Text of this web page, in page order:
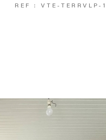
REF : VTE-TERRVLP-